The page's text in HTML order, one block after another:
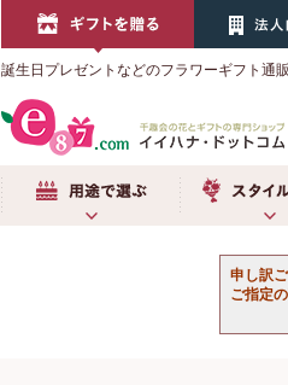
誕生日プレゼントなどのフラワーギフト通
申し訳
ご指定